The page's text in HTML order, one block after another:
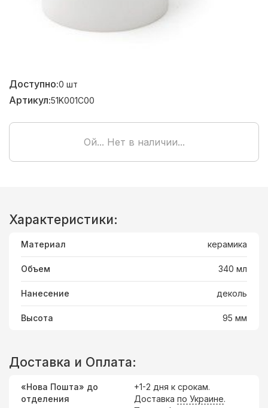
Доступно:0 шт
Артикул:51K001C00
Ой... Нет в наличии...
Характеристики:
Материал керамика
Объем 340 мл
Нанесение деколь
Высота 95 мм
Доставка и Оплата:
«Нова Пошта» до
отделения
+1-2 дня к срокам.
Доставка по Украине.